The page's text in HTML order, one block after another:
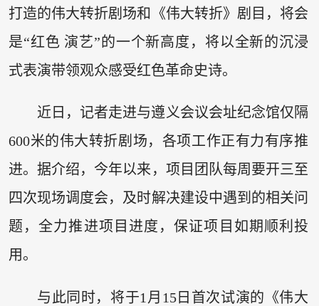
打造的伟大转折剧场和《伟大转折》剧目，将会
是“红色 演艺”的一个新高度，将以全新的沉浸
式表演带领观众感受红色革命史诗。
近日，记者走进与遵义会议会址纪念馆仅隔
600米的伟大转折剧场，各项工作正有力有序推
进。据介绍，今年以来，项目团队每周要开三至
四次现场调度会，及时解决建设中遇到的相关问
题，全力推进项目进度，保证项目如期顺利投
用。
与此同时，将于1月15日首次试演的《伟大